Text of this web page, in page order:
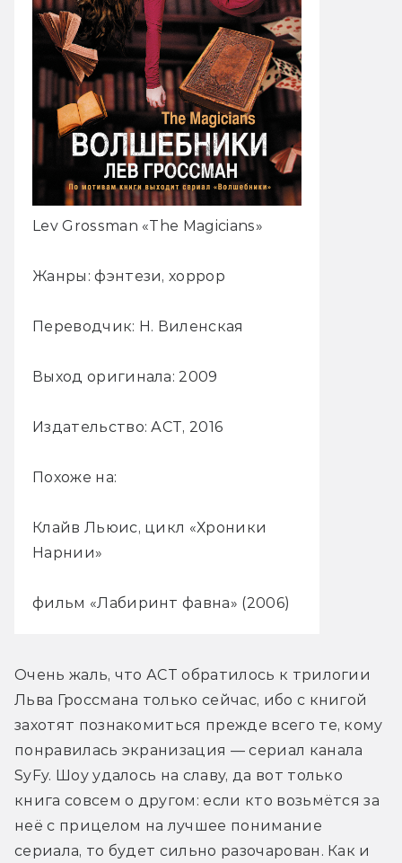
Lev Grossman «The Magicians»
Жанры: фэнтези, хоррор
Переводчик: Н. Виленская
Выход оригинала: 2009
Издательство: АСТ, 2016
Похоже на:
Клайв Льюис, цикл «Хроники
Нарнии»
фильм «Лабиринт фавна» (2006)
Очень жаль, что АСТ обратилось к трилогии
Льва Гроссмана только сейчас, ибо с книгой
захотят познакомиться прежде всего те, кому
понравилась экранизация — сериал канала
SyFy. Шоу удалось на славу, да вот только
книга совсем о другом: если кто возьмётся за
неё с прицелом на лучшее понимание
сериала, то будет сильно разочарован. Как и